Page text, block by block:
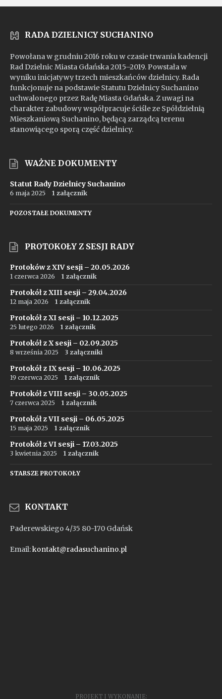
RADA DZIELNICY SUCHANINO
Powołana w grudniu 2016 roku w czasie trwania kadencji
Rad Dzielnic Miasta Gdańska 2015–2019. Powstała w
wyniku inicjatywy trzech mieszkańców dzielnicy. Rada
funkcjonuje na podstawie Statutu Dzielnicy Suchanino
uchwalonego przez Radę Miasta Gdańska. Z uwagi na
charakter zabudowy współpracuje ściśle ze Spółdzielnią
Mieszkaniową Suchanino, będącą zarządcą terenu
stanowiącego sporą część dzielnicy.
WAŻNE DOKUMENTY
Statut Rady Dzielnicy Suchanino
6 maja 2025 1 załącznik
POZOSTAŁE DOKUMENTY
PROTOKOŁY Z SESJI RADY
Protoków z XIV sesji – 20.05.2026
1 czerwca 2026 1 załącznik
Protokół z XIII sesji – 29.04.2026
12 maja 2026 1 załącznik
Protokół z XI sesji – 10.12.2025
25 lutego 2026 1 załącznik
Protokół z X sesji – 02.09.2025
8 września 2025 3 załączniki
Protokół z IX sesji – 10.06.2025
19 czerwca 2025 1 załącznik
Protokół z VIII sesji – 30.05.2025
7 czerwca 2025 1 załącznik
Protokół z VII sesji – 06.05.2025
15 maja 2025 1 załącznik
Protokół z VI sesji – 17.03.2025
3 kwietnia 2025 1 załącznik
STARSZE PROTOKOŁY
KONTAKT
Paderewskiego 4/35 80-170 Gdańsk
Email:kontakt@radasuchanino.pl
PROJEKT I WYKONANIE: